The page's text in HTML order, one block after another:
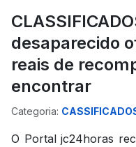
desaparecido
reais de
encontrar
Categoria:
O Portal jc24horas